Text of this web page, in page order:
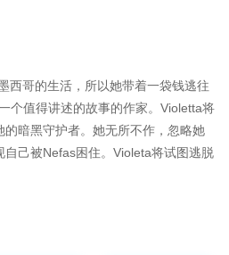
哥的生活，所以她带着一袋钱逃往
个值得讲述的故事的作家。Violetta将
暗黑守护者。她无所不作，忽略她
己被Nefas困住。Violeta将试图逃脱